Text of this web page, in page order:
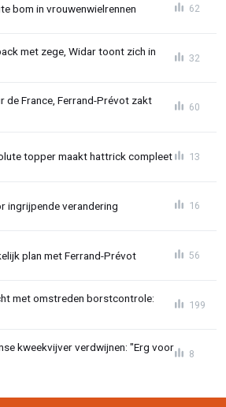
bom in vrouwenwielrennen 62
met zege, Widar toont zich in
32
de France, Ferrand-Prévot zakt
60
topper maakt hattrick compleet 13
ingrijpende verandering 16
plan met Ferrand-Prévot 56
met omstreden borstcontrole:
199
kweekvijver verdwijnen: "Erg voor
8